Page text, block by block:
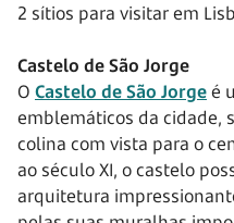
2 sítios para visitar em
Castelo de São Jorge
O Castelo de São Jorgeé
emblemáticos da cidade,
colina com vista para o
ao século XI, o castelo
arquitetura